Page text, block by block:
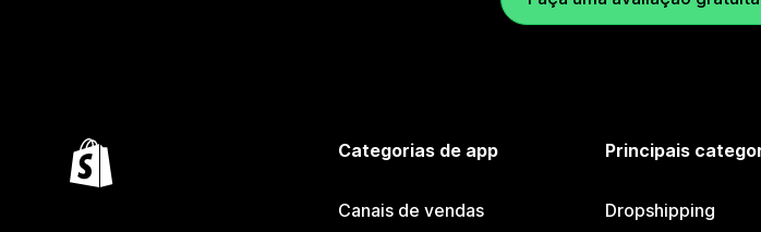
Categorias de app
Canais de vendas
Principais
Dropshipping